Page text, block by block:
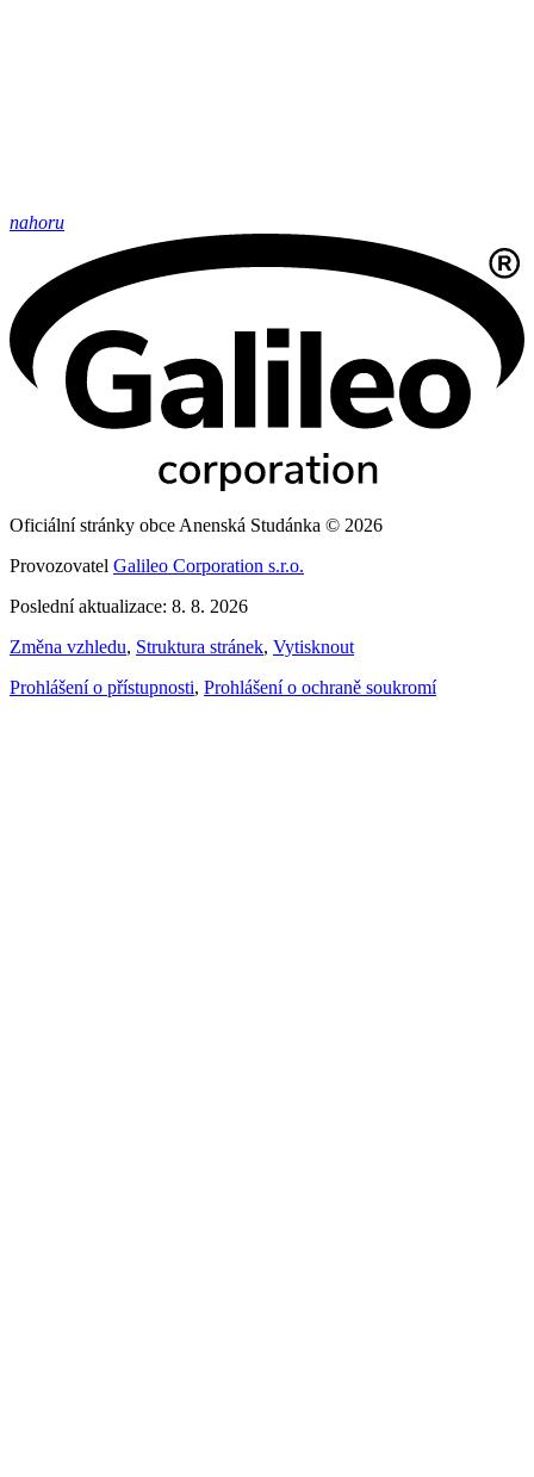
nahoru
Oficiální stránky obce Anenská Studánka © 2026
Provozovatel Galileo Corporation s.r.o.
Poslední aktualizace: 8. 8. 2026
Změna vzhledu, Struktura stránek, Vytisknout
Prohlášení o přístupnosti, Prohlášení o ochraně soukromí